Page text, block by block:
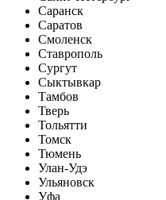
Саранск
Саратов
Смоленск
Ставрополь
Сургут
Сыктывкар
Тамбов
Тверь
Тольятти
Томск
Тюмень
Улан-Удэ
Ульяновск
Уфа